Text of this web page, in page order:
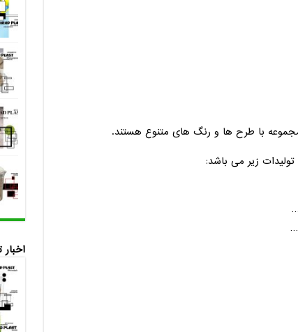
با طرح ها و رنگ های متنوع هستند.
زیر می باشد:
…